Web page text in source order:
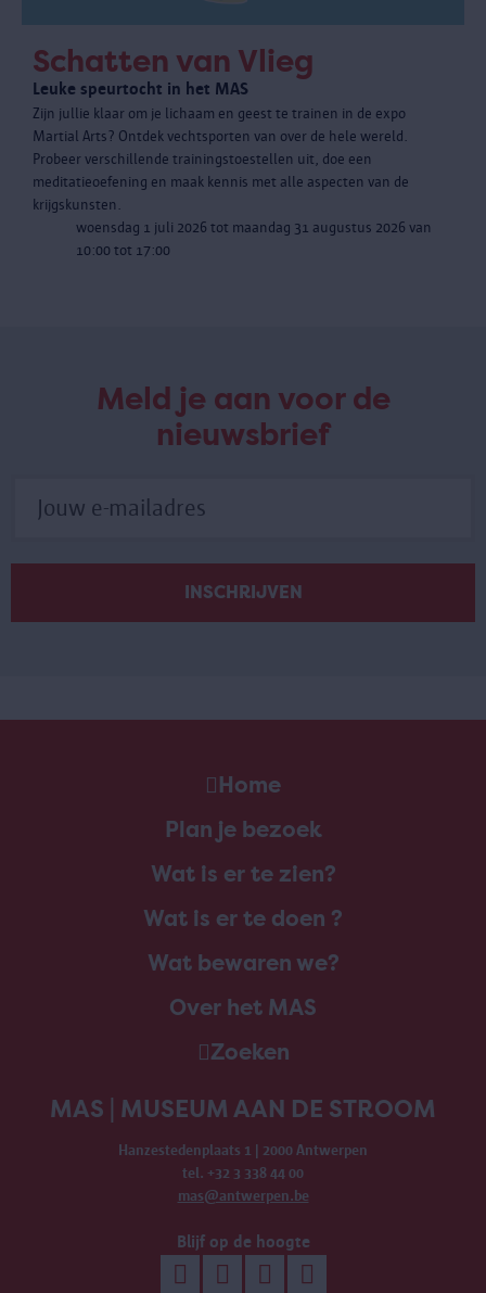
Schatten van Vlieg
Leuke speurtocht in het MAS
Zijn jullie klaar om je lichaam en geest te trainen in de expo
Martial Arts? Ontdek vechtsporten van over de hele wereld.
Probeer verschillende trainingstoestellen uit, doe een
meditatieoefening en maak kennis met alle aspecten van de
krijgskunsten.
woensdag 1 juli 2026 tot maandag 31 augustus 2026 van
10:00 tot 17:00
Meld je aan voor de
nieuwsbrief
Home
Plan je bezoek
Wat is er te zien?
Wat is er te doen ?
Wat bewaren we?
Over het MAS
Zoeken
MAS | MUSEUM AAN DE STROOM
Hanzestedenplaats 1 | 2000 Antwerpen
tel. +32 3 338 44 00
mas@antwerpen.be
Blijf op de hoogte